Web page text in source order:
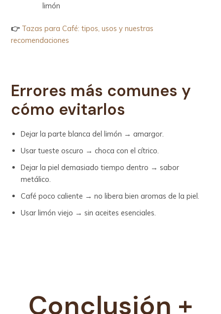
limón
👉 Tazas para Café: tipos, usos y nuestras
recomendaciones
Errores más comunes y
cómo evitarlos
Dejar la parte blanca del limón → amargor.
Usar tueste oscuro → choca con el cítrico.
Dejar la piel demasiado tiempo dentro → sabor
metálico.
Café poco caliente → no libera bien aromas de la piel.
Usar limón viejo → sin aceites esenciales.
Conclusión +